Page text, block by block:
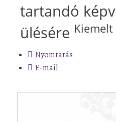
tartandó
ülésére Kiemelt
Nyomtatás
E-mail